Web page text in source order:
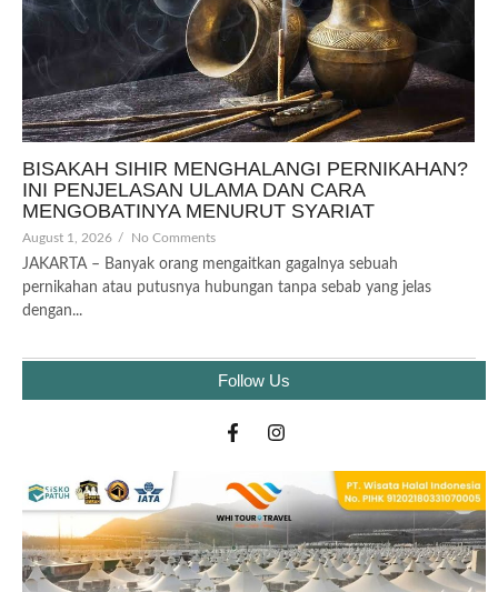
BISAKAH SIHIR MENGHALANGI PERNIKAHAN?
INI PENJELASAN ULAMA DAN CARA
MENGOBATINYA MENURUT SYARIAT
August 1, 2026 / No Comments
JAKARTA – Banyak orang mengaitkan gagalnya sebuah
pernikahan atau putusnya hubungan tanpa sebab yang jelas
dengan...
Follow Us